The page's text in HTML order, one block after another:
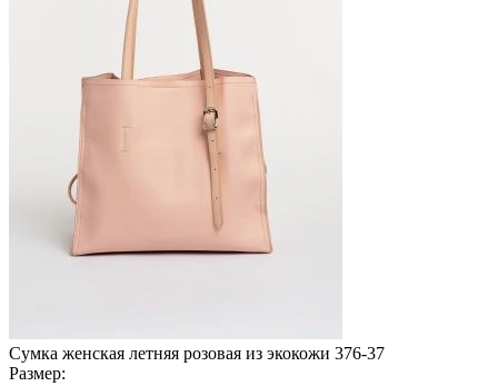
Сумка женская летняя розовая из экокожи 376-37
Размер: